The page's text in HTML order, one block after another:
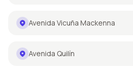
Avenida Vicuña Mackenna
Avenida Quilín